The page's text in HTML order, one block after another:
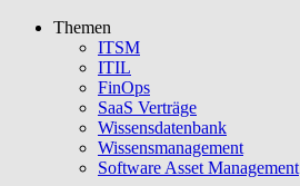
Themen
ITSM
ITIL
FinOps
SaaS Verträge
Wissensdatenbank
Wissensmanagement
Software Asset Management